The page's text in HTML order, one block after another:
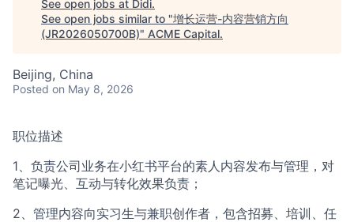
See open jobs at Didi.
See open jobs similar to "增长运营-内容营销方向
(JR2026050700B)" ACME Capital.
Beijing, China
Posted on May 8, 2026
职位描述
1、负责公司业务在小红书平台的素人内容发布与管理，对
笔记曝光、互动与转化效果负责；
2、管理内容向实习生与兼职创作者，包含招募、培训、任